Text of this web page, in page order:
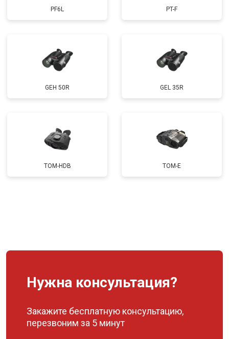
PF6L PT-F
GEH 50R GEL 35R
TOM-HDB TOM-E
Нужна консультация?
Закажите бесплатную консультацию,
перезвоним за 5 минут